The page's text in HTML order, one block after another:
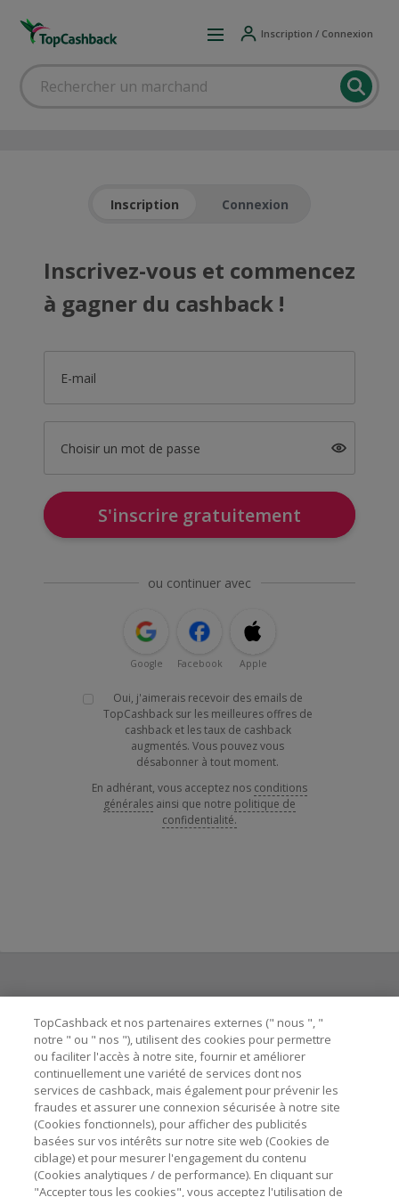
Inscription / Connexion
Inscription Connexion
Inscrivez-vous et commencez
à gagner du cashback !
E-mail
Choisir un mot de passe
S'inscrire gratuitement
ou continuer avec
Google Facebook Apple
Oui, j'aimerais recevoir des emails de
TopCashback sur les meilleures offres de
cashback et les taux de cashback
augmentés. Vous pouvez vous
désabonner à tout moment.
En adhérant, vous acceptez nos conditions
générales ainsi que notre politique de
confidentialité.
Besoin d'aide ?
Astuces pour économiser
A propos de
Contactez-nous
TopCashback et nos partenaires externes (" nous ", "
notre " ou " nos "), utilisent des cookies pour permettre
ou faciliter l'accès à notre site, fournir et améliorer
continuellement une variété de services dont nos
services de cashback, mais également pour prévenir les
fraudes et assurer une connexion sécurisée à notre site
(Cookies fonctionnels), pour afficher des publicités
basées sur vos intérêts sur notre site web (Cookies de
ciblage) et pour mesurer l'engagement du contenu
(Cookies analytiques / de performance). En cliquant sur
"Accepter tous les cookies", vous acceptez l'utilisation de